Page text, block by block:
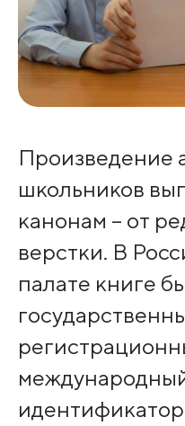
Произведение
школьников
канонам – от
верстки. В
палате книге